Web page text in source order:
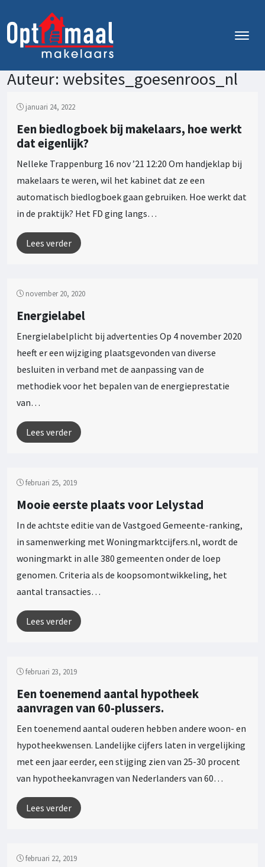
Auteur: websites_goesenroos_nl
januari 24, 2022
Een biedlogboek bij makelaars, hoe werkt
dat eigenlijk?
Nelleke Trappenburg 16 nov ’21 12:20 Om handjeklap bij
makelaars te weren, wil het kabinet dat ze een
automatisch biedlogboek gaan gebruiken. Hoe werkt dat
in de praktijk? Het FD ging langs…
Lees verder
november 20, 2020
Energielabel
Energielabelplicht bij advertenties Op 4 november 2020
heeft er een wijziging plaatsgevonden van diverse
besluiten in verband met de aanpassing van de
methodiek voor het bepalen van de energieprestatie
van…
Lees verder
februari 25, 2019
Mooie eerste plaats voor Lelystad
In de achtste editie van de Vastgoed Gemeente-ranking,
in samenwerking met Woningmarktcijfers.nl, wordt de
woningmarkt in alle 380 gemeenten onder de loep
genomen. Criteria als de koopsomontwikkeling, het
aantal transacties…
Lees verder
februari 23, 2019
Een toenemend aantal hypotheek
aanvragen van 60-plussers.
Een toenemend aantal ouderen hebben andere woon- en
hypotheekwensen. Landelijke cijfers laten in vergelijking
met een jaar eerder, een stijging zien van 25-30 procent
van hypotheekanvragen van Nederlanders van 60…
Lees verder
februari 22, 2019